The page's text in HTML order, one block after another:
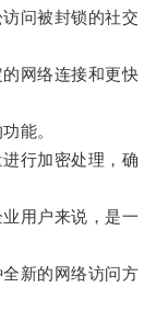
问被封锁的社交
网络连接和更快
能。
行加密处理，确
用户来说，是一
新的网络访问方